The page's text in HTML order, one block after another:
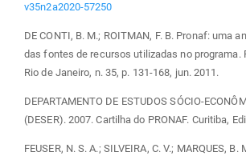
v35n2a2020-57250
DE CONTI, B. M.; ROITMAN, F. B. Pronaf: uma
das fontes de recursos utilizadas no programa.
Rio de Janeiro, n. 35, p. 131-168, jun. 2011.
DEPARTAMENTO DE ESTUDOS SÓCIO-
(DESER). 2007. Cartilha do PRONAF. Curitiba,
FEUSER, N. S. A.; SILVEIRA, C. V.; MARQUES, B.